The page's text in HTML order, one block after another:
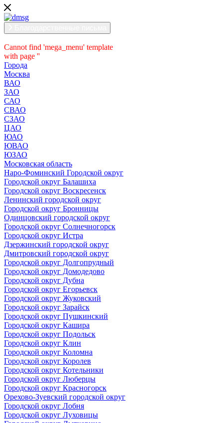
Cannot find 'mega_menu' template
with page ''
Города
Москва
ВАО
ЗАО
САО
СВАО
СЗАО
ЦАО
ЮАО
ЮВАО
ЮЗАО
Московская область
Наро-Фоминский Городской округ
Городской округ Балашиха
Городской округ Воскресенск
Ленинский городской округ
Городской округ Бронницы
Одинцовский городской округ
Городской округ Солнечногорск
Городской округ Истра
Дзержинский городской округ
Дмитровский городской округ
Городской округ Долгопрудный
Городской округ Домодедово
Городской округ Дубна
Городской округ Егорьевск
Городской округ Жуковский
Городской округ Зарайск
Городской округ Пушкинский
Городской округ Кашира
Городской округ Подольск
Городской округ Клин
Городской округ Коломна
Городской округ Королев
Городской округ Котельники
Городской округ Люберцы
Городской округ Красногорск
Орехово-Зуевский городской округ
Городской округ Лобня
Городской округ Луховицы